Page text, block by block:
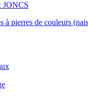
à pierres de couleurs